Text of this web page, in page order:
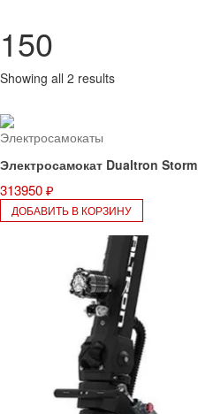
150
Showing all 2 results
Электросамокаты
Электросамокат Dualtron Storm
313950₽
ДОБАВИТЬ В КОРЗИНУ